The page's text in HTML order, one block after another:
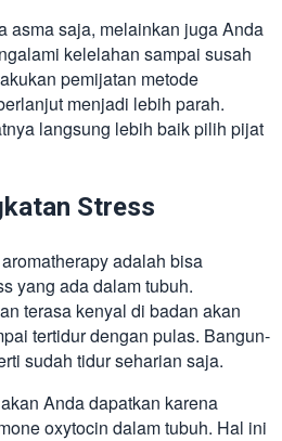
asma saja, melainkan juga Anda
kelelahan sampai susah
pemijatan metode
menjadi lebih parah.
langsung lebih baik pilih pijat
Stress
adalah bisa
yang ada dalam tubuh.
terasa kenyal di badan akan
tertidur dengan pulas. Bangun-
sudah tidur seharian saja.
Anda dapatkan karena
oxytocin dalam tubuh. Hal ini